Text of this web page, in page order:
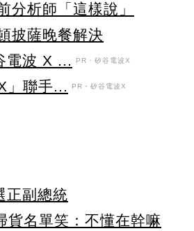
分析師「這樣說」
披薩晚餐解決
電波 X ...
PR・矽谷電波X
」聯手... PR・矽谷電波X
正副總統
貨名單笑：不懂在幹嘛